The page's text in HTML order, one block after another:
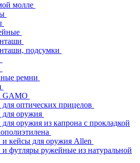
молле
подсумки
ремни
GAMO
оптических прицелов
оружия
оружия из капрона с прокладкой
кейсы для оружия Allen
футляры ружейные из натуральной